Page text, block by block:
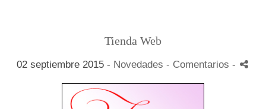
Tienda Web
02 septiembre 2015 - Novedades - Comentarios -